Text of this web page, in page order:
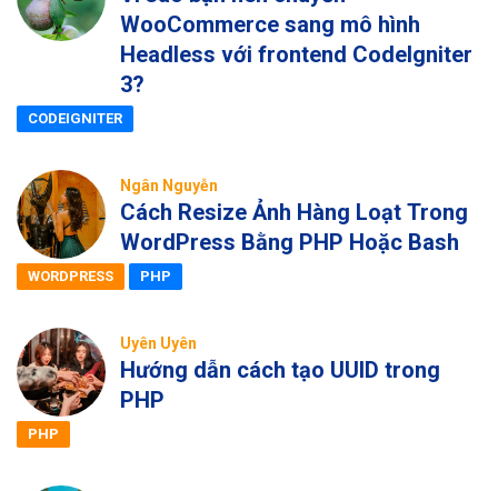
WooCommerce sang mô hình
Headless với frontend CodeIgniter
3?
CODEIGNITER
Ngân Nguyễn
Cách Resize Ảnh Hàng Loạt Trong
WordPress Bằng PHP Hoặc Bash
WORDPRESS PHP
Uyên Uyên
Hướng dẫn cách tạo UUID trong
PHP
PHP